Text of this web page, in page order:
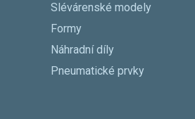
Slévárenské modely
Formy
Náhradní díly
Pneumatické prvky